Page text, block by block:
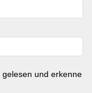
gelesen und erkenne